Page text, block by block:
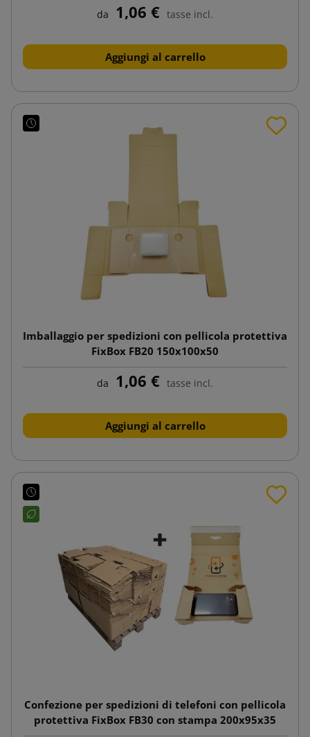
da 1,06 € tasse incl.
Aggiungi al carrello
Imballaggio per spedizioni con pellicola protettiva
FixBox FB20 150x100x50
da 1,06 € tasse incl.
Aggiungi al carrello
Confezione per spedizioni di telefoni con pellicola
protettiva FixBox FB30 con stampa 200x95x35